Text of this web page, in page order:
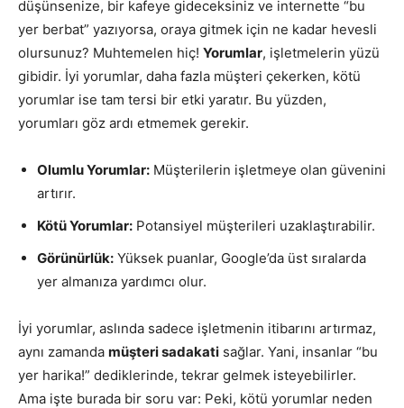
düşünsenize, bir kafeye gideceksiniz ve internette “bu
yer berbat” yazıyorsa, oraya gitmek için ne kadar hevesli
olursunuz? Muhtemelen hiç! Yorumlar, işletmelerin yüzü
gibidir. İyi yorumlar, daha fazla müşteri çekerken, kötü
yorumlar ise tam tersi bir etki yaratır. Bu yüzden,
yorumları göz ardı etmemek gerekir.
Olumlu Yorumlar: Müşterilerin işletmeye olan güvenini
artırır.
Kötü Yorumlar: Potansiyel müşterileri uzaklaştırabilir.
Görünürlük: Yüksek puanlar, Google’da üst sıralarda
yer almanıza yardımcı olur.
İyi yorumlar, aslında sadece işletmenin itibarını artırmaz,
aynı zamanda müşteri sadakati sağlar. Yani, insanlar “bu
yer harika!” dediklerinde, tekrar gelmek isteyebilirler.
Ama işte burada bir soru var: Peki, kötü yorumlar neden